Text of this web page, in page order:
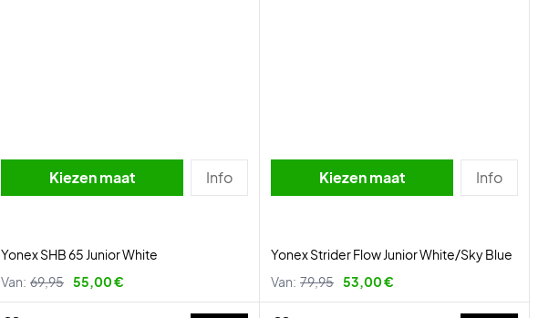
Kiezen maat Info
Yonex SHB 65 Junior White
Van: 69,95 55,00 €
Kiezen maat Info
Yonex Strider Flow Junior White/Sky Blue
Van: 79,95 53,00 €